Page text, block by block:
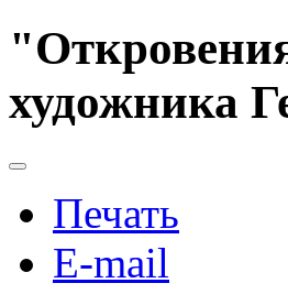
художника
Печать
E-mail